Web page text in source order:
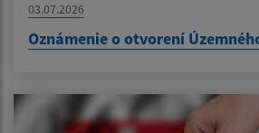
03.07.2026
Oznámenie o otvorení